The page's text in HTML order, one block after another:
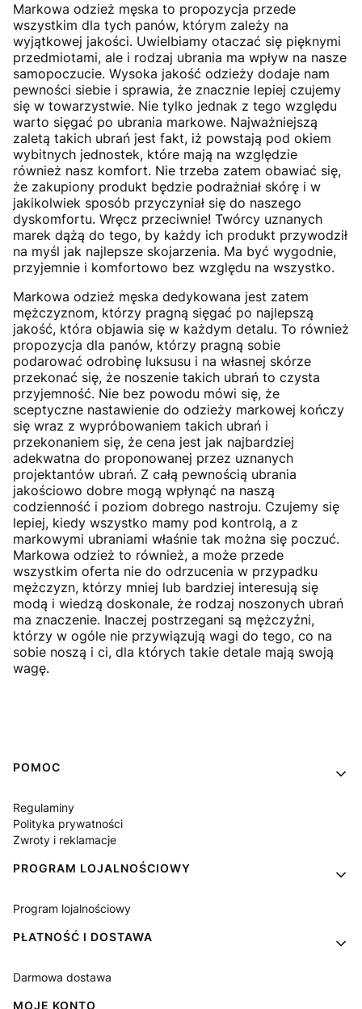
Markowa odzież męska to propozycja przede
wszystkim dla tych panów, którym zależy na
wyjątkowej jakości. Uwielbiamy otaczać się pięknymi
przedmiotami, ale i rodzaj ubrania ma wpływ na nasze
samopoczucie. Wysoka jakość odzieży dodaje nam
pewności siebie i sprawia, że znacznie lepiej czujemy
się w towarzystwie. Nie tylko jednak z tego względu
warto sięgać po ubrania markowe. Najważniejszą
zaletą takich ubrań jest fakt, iż powstają pod okiem
wybitnych jednostek, które mają na względzie
również nasz komfort. Nie trzeba zatem obawiać się,
że zakupiony produkt będzie podrażniał skórę i w
jakikolwiek sposób przyczyniał się do naszego
dyskomfortu. Wręcz przeciwnie! Twórcy uznanych
marek dążą do tego, by każdy ich produkt przywodził
na myśl jak najlepsze skojarzenia. Ma być wygodnie,
przyjemnie i komfortowo bez względu na wszystko.
Markowa odzież męska dedykowana jest zatem
mężczyznom, którzy pragną sięgać po najlepszą
jakość, która objawia się w każdym detalu. To również
propozycja dla panów, którzy pragną sobie
podarować odrobinę luksusu i na własnej skórze
przekonać się, że noszenie takich ubrań to czysta
przyjemność. Nie bez powodu mówi się, że
sceptyczne nastawienie do odzieży markowej kończy
się wraz z wypróbowaniem takich ubrań i
przekonaniem się, że cena jest jak najbardziej
adekwatna do proponowanej przez uznanych
projektantów ubrań. Z całą pewnością ubrania
jakościowo dobre mogą wpłynąć na naszą
codzienność i poziom dobrego nastroju. Czujemy się
lepiej, kiedy wszystko mamy pod kontrolą, a z
markowymi ubraniami właśnie tak można się poczuć.
Markowa odzież to również, a może przede
wszystkim oferta nie do odrzucenia w przypadku
mężczyzn, którzy mniej lub bardziej interesują się
modą i wiedzą doskonale, że rodzaj noszonych ubrań
ma znaczenie. Inaczej postrzegani są mężczyźni,
którzy w ogóle nie przywiązują wagi do tego, co na
sobie noszą i ci, dla których takie detale mają swoją
wagę.
Linki w stopce
POMOC
Regulaminy
Polityka prywatności
Zwroty i reklamacje
PROGRAM LOJALNOŚCIOWY
Program lojalnościowy
PŁATNOŚĆ I DOSTAWA
Darmowa dostawa
MOJE KONTO